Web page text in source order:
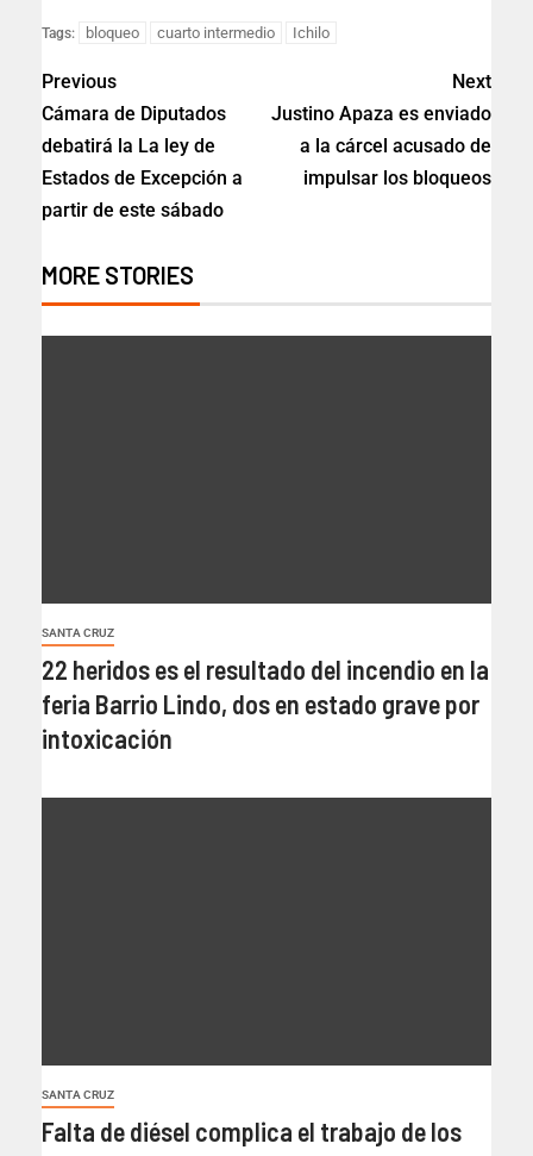
Tags: bloqueo cuarto intermedio Ichilo
Previous
Cámara de Diputados
debatirá la La ley de
Estados de Excepción a
partir de este sábado
Next
Justino Apaza es enviado
a la cárcel acusado de
impulsar los bloqueos
MORE STORIES
SANTA CRUZ
22 heridos es el resultado del incendio en la
feria Barrio Lindo, dos en estado grave por
intoxicación
SANTA CRUZ
Falta de diésel complica el trabajo de los